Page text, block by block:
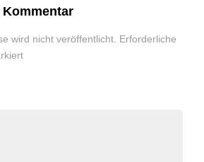
wird nicht veröffentlicht. Erforderliche